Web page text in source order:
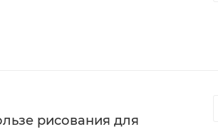
рисования для